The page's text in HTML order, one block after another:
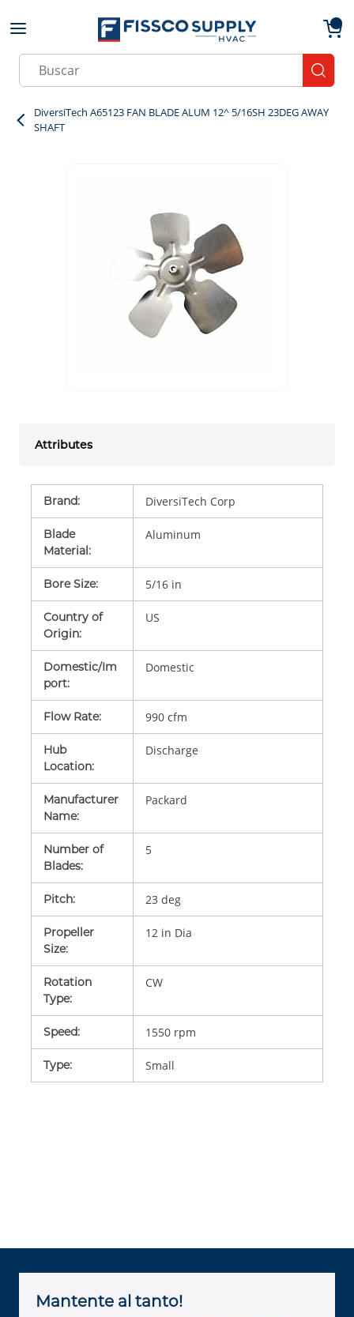
Skip to main content
Site Search
DiversiTech A65123 FAN BLADE ALUM 12^ 5/16SH 23DEG AWAY
SHAFT
Attributes
Brand: DiversiTech Corp
Blade
Material:
Aluminum
Bore Size: 5/16 in
Country of
Origin:
US
Domestic/Im
port:
Domestic
Flow Rate: 990 cfm
Hub
Location:
Discharge
Manufacturer
Name:
Packard
Number of
Blades:
5
Pitch: 23 deg
Propeller
Size:
12 in Dia
Rotation
Type:
CW
Speed: 1550 rpm
Type: Small
Mantente al tanto!